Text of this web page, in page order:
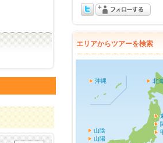
エリアからツアーを検索
北
山陰
山陽
沖縄